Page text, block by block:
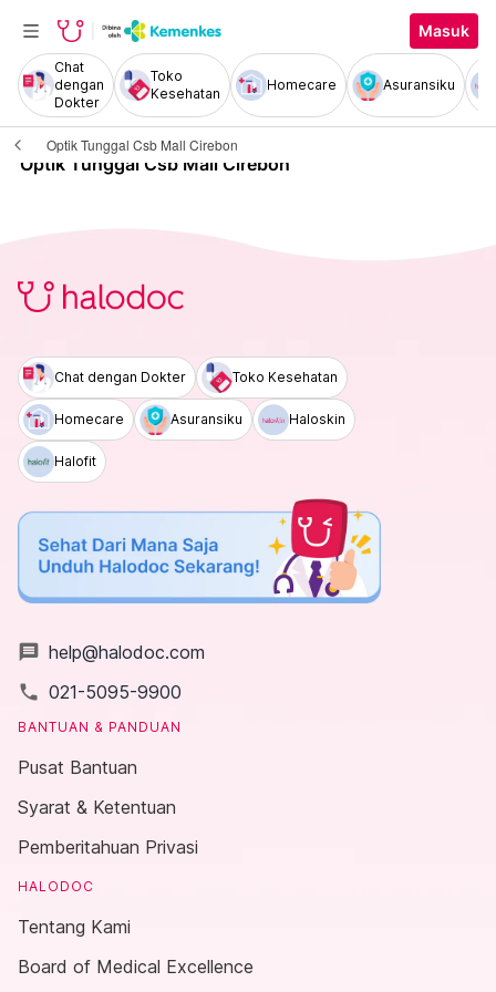
Masuk
Chat
dengan
Dokter
Toko
Kesehatan
Homecare Asuransiku
Optik Tunggal Csb Mall Cirebon
Optik Tunggal Csb Mall Cirebon
Chat dengan Dokter Toko Kesehatan
Homecare Asuransiku Haloskin
Halofit
message help@halodoc.com
local_phone 021-5095-9900
BANTUAN & PANDUAN
Pusat Bantuan
Syarat & Ketentuan
Pemberitahuan Privasi
HALODOC
Tentang Kami
Board of Medical Excellence